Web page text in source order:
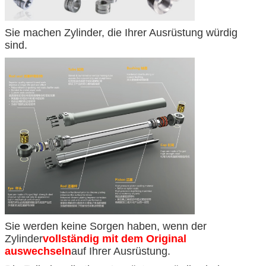
Sie machen Zylinder, die Ihrer Ausrüstung würdig
sind.
Sie werden keine Sorgen haben, wenn der
Zylindervollständig mit dem Original
auswechselnauf Ihrer Ausrüstung.